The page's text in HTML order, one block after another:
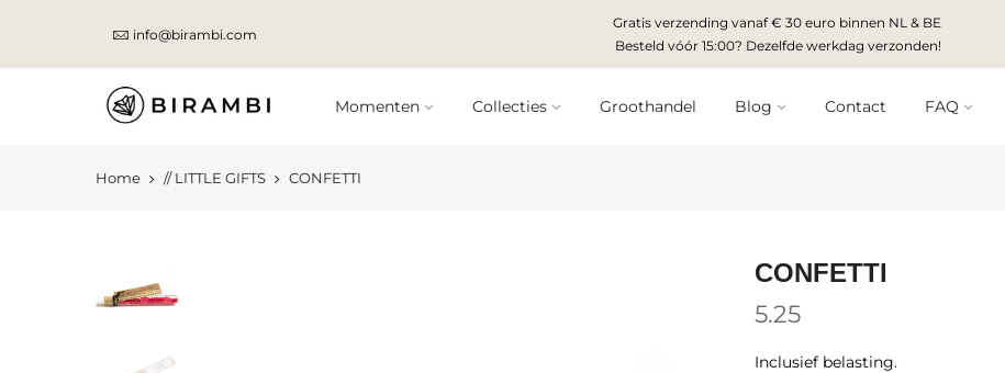
content
info@birambi.com
Gratis verzending vanaf € 30 euro binnen NL & BE
Besteld vóór 15:00? Dezelfde werkdag verzonden!
Momenten Collecties Groothandel Blog Contact FAQ
Home // LITTLE GIFTS CONFETTI
CONFETTI
5.25
Inclusief belasting.